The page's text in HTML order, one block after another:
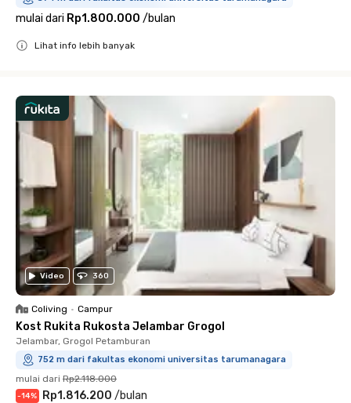
mulai dari Rp1.800.000 /bulan
Lihat info lebih banyak
Video 360
Coliving • Campur
Kost Rukita Rukosta Jelambar Grogol
Jelambar, Grogol Petamburan
752 m dari fakultas ekonomi universitas tarumanagara
mulai dari Rp2.118.000
-14% Rp1.816.200 /bulan